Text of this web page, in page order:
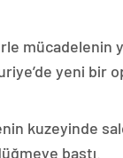
mücadelenin
yeni bir
kuzeyinde
bastı.